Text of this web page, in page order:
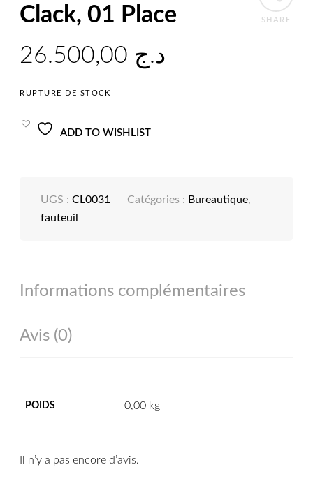
SHARE
Clack, 01 Place
د.ج
RUPTURE DE STOCK
ADD TO WISHLIST
UGS :CL0031 Catégories : Bureautique,
fauteuil
Informations complémentaires
Avis (0)
POIDS 0,00 kg
Il n’y a pas encore d’avis.